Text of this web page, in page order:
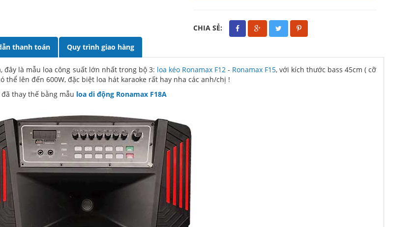
CHIA SẺ:
thanh toán Quy trình giao hàng
đây là mẫu loa công suất lớn nhất trong bộ 3: loa kéo Ronamax F12- Ronamax F15, với kích thước bass 45cm ( cỡ
lên đến 600W, đặc biệt loa hát karaoke rất hay nha các anh/chị !
thay thế bằng mẫu loa di động Ronamax F18A